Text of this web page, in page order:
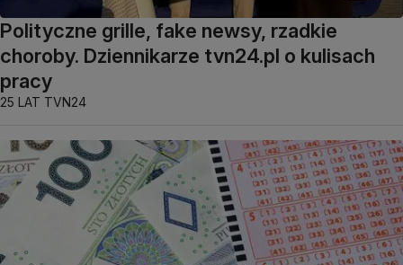
Polityczne grille, fake newsy, rzadkie
choroby. Dziennikarze tvn24.pl o kulisach
pracy
25 LAT TVN24